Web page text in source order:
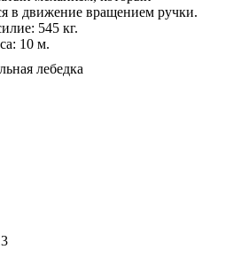
в движение вращением ручки.
545 кг.
10 м.
лебедка